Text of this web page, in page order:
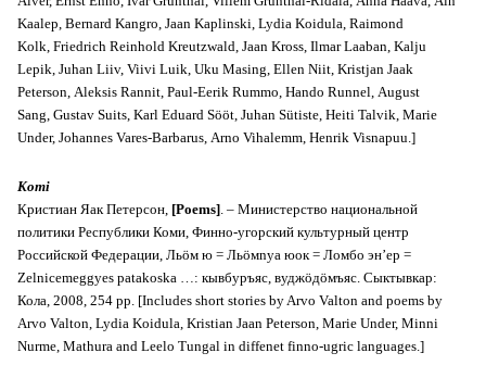
Kaalep, Bernard Kangro, Jaan Kaplinski, Lydia Koidula, Raimond
Kolk, Friedrich Reinhold Kreutzwald, Jaan Kross, Ilmar Laaban, Kalju
Lepik, Juhan Liiv, Viivi Luik, Uku Masing, Ellen Niit, Kristjan Jaak
Peterson, Aleksis Rannit, Paul-Eerik Rummo, Hando Runnel, August
Sang, Gustav Suits, Karl Eduard Sööt, Juhan Sütiste, Heiti Talvik, Marie
Under, Johannes Vares-Barbarus, Arno Vihalemm, Henrik Visnapuu.]
Komi
Кристиан Яак Петерсон, [Poems]. – Министерство национальной
политики Республики Коми, Финно-угорский культурный центр
Российской Федерации, Льöм ю = Льöмnyа юок = Ломбо эн’ер =
Zelnicemeggyes patakoska …: кывбуръяс, вуджöдöмъяс. Сыктывкар:
Кола, 2008, 254 pp. [Includes short stories by Arvo Valton and poems by
Arvo Valton, Lydia Koidula, Kristian Jaan Peterson, Marie Under, Minni
Nurme, Mathura and Leelo Tungal in diffenet finno-ugric languages.]